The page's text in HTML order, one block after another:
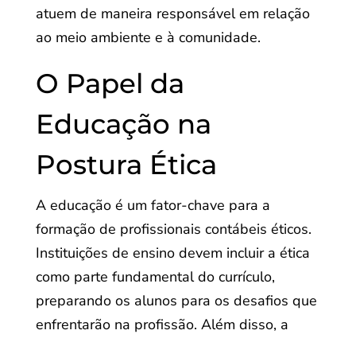
atuem de maneira responsável em relação
ao meio ambiente e à comunidade.
O Papel da
Educação na
Postura Ética
A educação é um fator-chave para a
formação de profissionais contábeis éticos.
Instituições de ensino devem incluir a ética
como parte fundamental do currículo,
preparando os alunos para os desafios que
enfrentarão na profissão. Além disso, a